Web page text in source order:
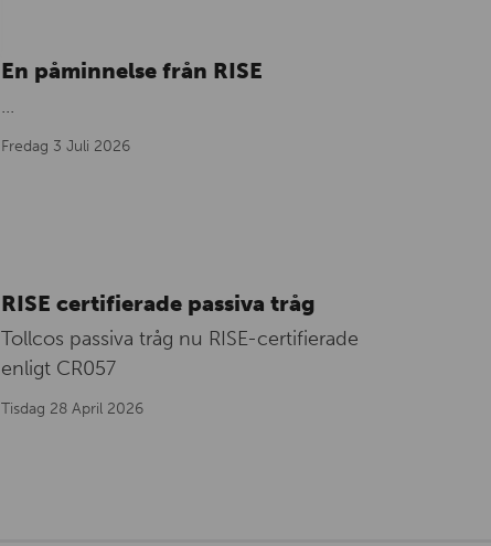
En påminnelse från RISE
...
Fredag 3 Juli 2026
RISE certifierade passiva tråg
Tollcos passiva tråg nu RISE-certifierade
enligt CR057
Tisdag 28 April 2026